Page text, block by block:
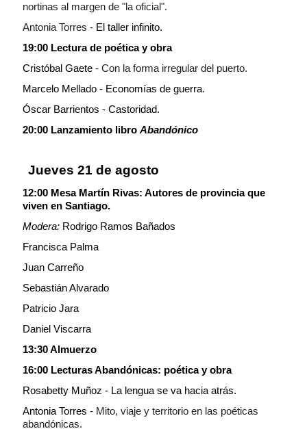
nortinas al margen de "la oficial".
Antonia Torres - El taller infinito.
19:00 Lectura de poética y obra
Cristóbal Gaete - Con la forma irregular del puerto.
Marcelo Mellado - Economías de guerra.
Óscar Barrientos - Castoridad.
20:00 Lanzamiento libro Abandónico
Jueves 21 de agosto
12:00 Mesa Martín Rivas: Autores de provincia que
viven en Santiago.
Modera: Rodrigo Ramos Bañados
Francisca Palma
Juan Carreño
Sebastián Alvarado
Patricio Jara
Daniel Viscarra
13:30 Almuerzo
16:00 Lecturas Abandónicas: poética y obra
Rosabetty Muñoz - La lengua se va hacia atrás.
Antonia Torres - Mito, viaje y territorio en las poéticas
abandónicas.